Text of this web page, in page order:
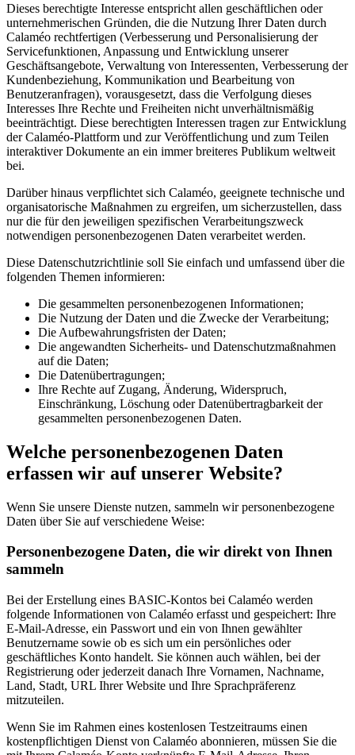
Dieses berechtigte Interesse entspricht allen geschäftlichen oder
unternehmerischen Gründen, die die Nutzung Ihrer Daten durch
Calaméo rechtfertigen (Verbesserung und Personalisierung der
Servicefunktionen, Anpassung und Entwicklung unserer
Geschäftsangebote, Verwaltung von Interessenten, Verbesserung der
Kundenbeziehung, Kommunikation und Bearbeitung von
Benutzeranfragen), vorausgesetzt, dass die Verfolgung dieses
Interesses Ihre Rechte und Freiheiten nicht unverhältnismäßig
beeinträchtigt. Diese berechtigten Interessen tragen zur Entwicklung
der Calaméo-Plattform und zur Veröffentlichung und zum Teilen
interaktiver Dokumente an ein immer breiteres Publikum weltweit
bei.
Darüber hinaus verpflichtet sich Calaméo, geeignete technische und
organisatorische Maßnahmen zu ergreifen, um sicherzustellen, dass
nur die für den jeweiligen spezifischen Verarbeitungszweck
notwendigen personenbezogenen Daten verarbeitet werden.
Diese Datenschutzrichtlinie soll Sie einfach und umfassend über die
folgenden Themen informieren:
Die gesammelten personenbezogenen Informationen;
Die Nutzung der Daten und die Zwecke der Verarbeitung;
Die Aufbewahrungsfristen der Daten;
Die angewandten Sicherheits- und Datenschutzmaßnahmen
auf die Daten;
Die Datenübertragungen;
Ihre Rechte auf Zugang, Änderung, Widerspruch,
Einschränkung, Löschung oder Datenübertragbarkeit der
gesammelten personenbezogenen Daten.
Welche personenbezogenen Daten
erfassen wir auf unserer Website?
Wenn Sie unsere Dienste nutzen, sammeln wir personenbezogene
Daten über Sie auf verschiedene Weise:
Personenbezogene Daten, die wir direkt von Ihnen
sammeln
Bei der Erstellung eines BASIC-Kontos bei Calaméo werden
folgende Informationen von Calaméo erfasst und gespeichert: Ihre
E-Mail-Adresse, ein Passwort und ein von Ihnen gewählter
Benutzername sowie ob es sich um ein persönliches oder
geschäftliches Konto handelt. Sie können auch wählen, bei der
Registrierung oder jederzeit danach Ihre Vornamen, Nachname,
Land, Stadt, URL Ihrer Website und Ihre Sprachpräferenz
mitzuteilen.
Wenn Sie im Rahmen eines kostenlosen Testzeitraums einen
kostenpflichtigen Dienst von Calaméo abonnieren, müssen Sie die